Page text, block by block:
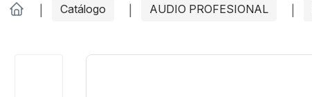
Catálogo AUDIO PROFESIONAL